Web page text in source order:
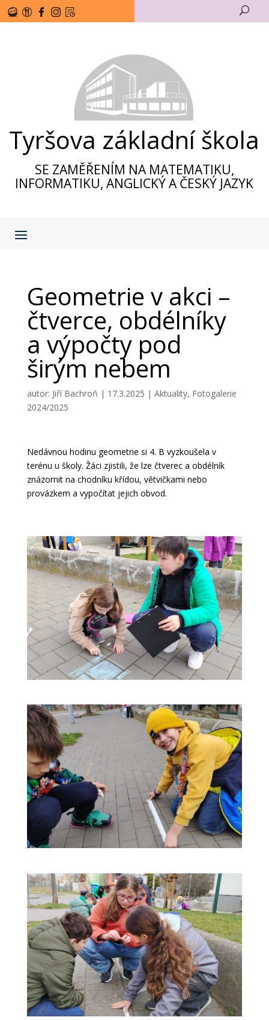
U
Tyršova základní škola
SE ZAMĚŘENÍM NA MATEMATIKU,
INFORMATIKU, ANGLICKÝ A ČESKÝ JAZYK
Geometrie v akci –
čtverce, obdélníky
a výpočty pod
širým nebem
autor: Jiří Bachroň | 17.3.2025 | Aktuality, Fotogalerie
2024/2025
Nedávnou hodinu geometrie si 4. B vyzkoušela v
terénu u školy. Žáci zjistili, že lze čtverec a obdélník
znázornit na chodníku křídou, větvičkami nebo
provázkem a vypočítat jejich obvod.